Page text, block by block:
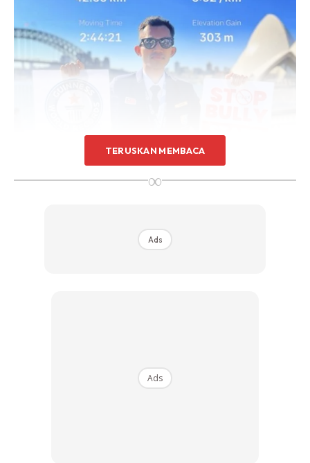
TERUSKAN MEMBACA
∞
Ads
Ads